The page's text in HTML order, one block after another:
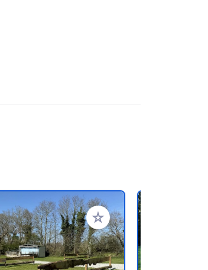
Zu Ihren Favoriten